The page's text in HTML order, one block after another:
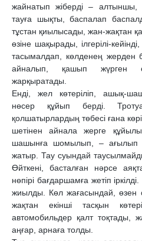
жайнатып жіберді – алтыншы,
тауға шықты, баспалап
тұстан қиылысады, жан-жақтан
өзіне шақырады, ілгерілі-
тасымалдап, көлденең жерден
айналып, қашып жүрген
жарқыратады.
Енді, жел көтеріліп, ашық-
нөсер құйып берді.
қолшатырлардың төбесі ғана
шетінен айнала жерге
шашынға шомылып, – ағылып
жатыр. Тау суындай
Өйткені, басталған нәрсе
нөпірі бағдаршамға жетіп
жиылды. Көл жағасындай, өзен
жақтан екінші тасқын
автомобильдер қалт тоқтады,
аңғар, арнаға толды.